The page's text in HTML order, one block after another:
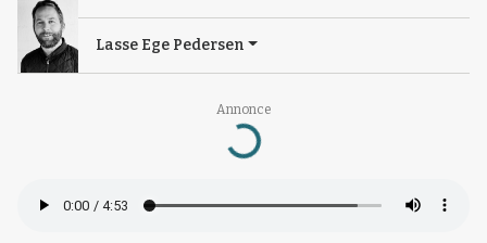
Annonce
Loading...
Lasse Ege Pedersen